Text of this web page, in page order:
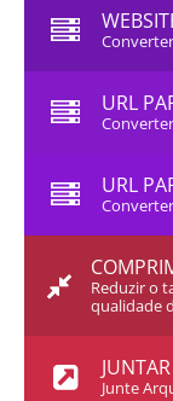
URL
URL
Reduzir o
qualidade
JUNTAR
Junte